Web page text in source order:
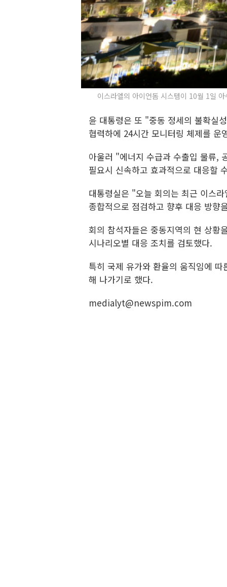
이스라엘의 아이언돔 시스템이 10월 1일
윤 대통령은 또 "중동 정세의 불확실
협력하에 24시간 모니터링 체제를 운
아울러 "에너지 수급과 수출입 물류,
필요시 신속하고 효과적으로 대응할
대통령실은 "오늘 회의는 최근 이스
종합적으로 점검하고 향후 대응 방향
회의 참석자들은 중동지역의 현 상황
시나리오별 대응 조치를 검토했다.
특히 국제 유가와 환율의 움직임에
해 나가기로 했다.
medialyt@newspim.com